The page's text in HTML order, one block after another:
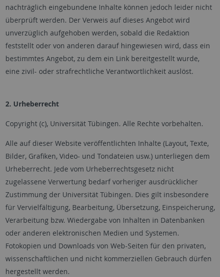
nachträglich eingebundene Inhalte können jedoch leider nicht
überprüft werden. Der Verweis auf dieses Angebot wird
unverzüglich aufgehoben werden, sobald die Redaktion
feststellt oder von anderen darauf hingewiesen wird, dass ein
bestimmtes Angebot, zu dem ein Link bereitgestellt wurde,
eine zivil- oder strafrechtliche Verantwortlichkeit auslöst.
2. Urheberrecht
Copyright (c), Universität Tübingen. Alle Rechte vorbehalten.
Alle auf dieser Website veröffentlichten Inhalte (Layout, Texte,
Bilder, Grafiken, Video- und Tondateien usw.) unterliegen dem
Urheberrecht. Jede vom Urheberrechtsgesetz nicht
zugelassene Verwertung bedarf vorheriger ausdrücklicher
Zustimmung der Universität Tübingen. Dies gilt insbesondere
für Vervielfältigung, Bearbeitung, Übersetzung, Einspeicherung,
Verarbeitung bzw. Wiedergabe von Inhalten in Datenbanken
oder anderen elektronischen Medien und Systemen.
Fotokopien und Downloads von Web-Seiten für den privaten,
wissenschaftlichen und nicht kommerziellen Gebrauch dürfen
hergestellt werden.